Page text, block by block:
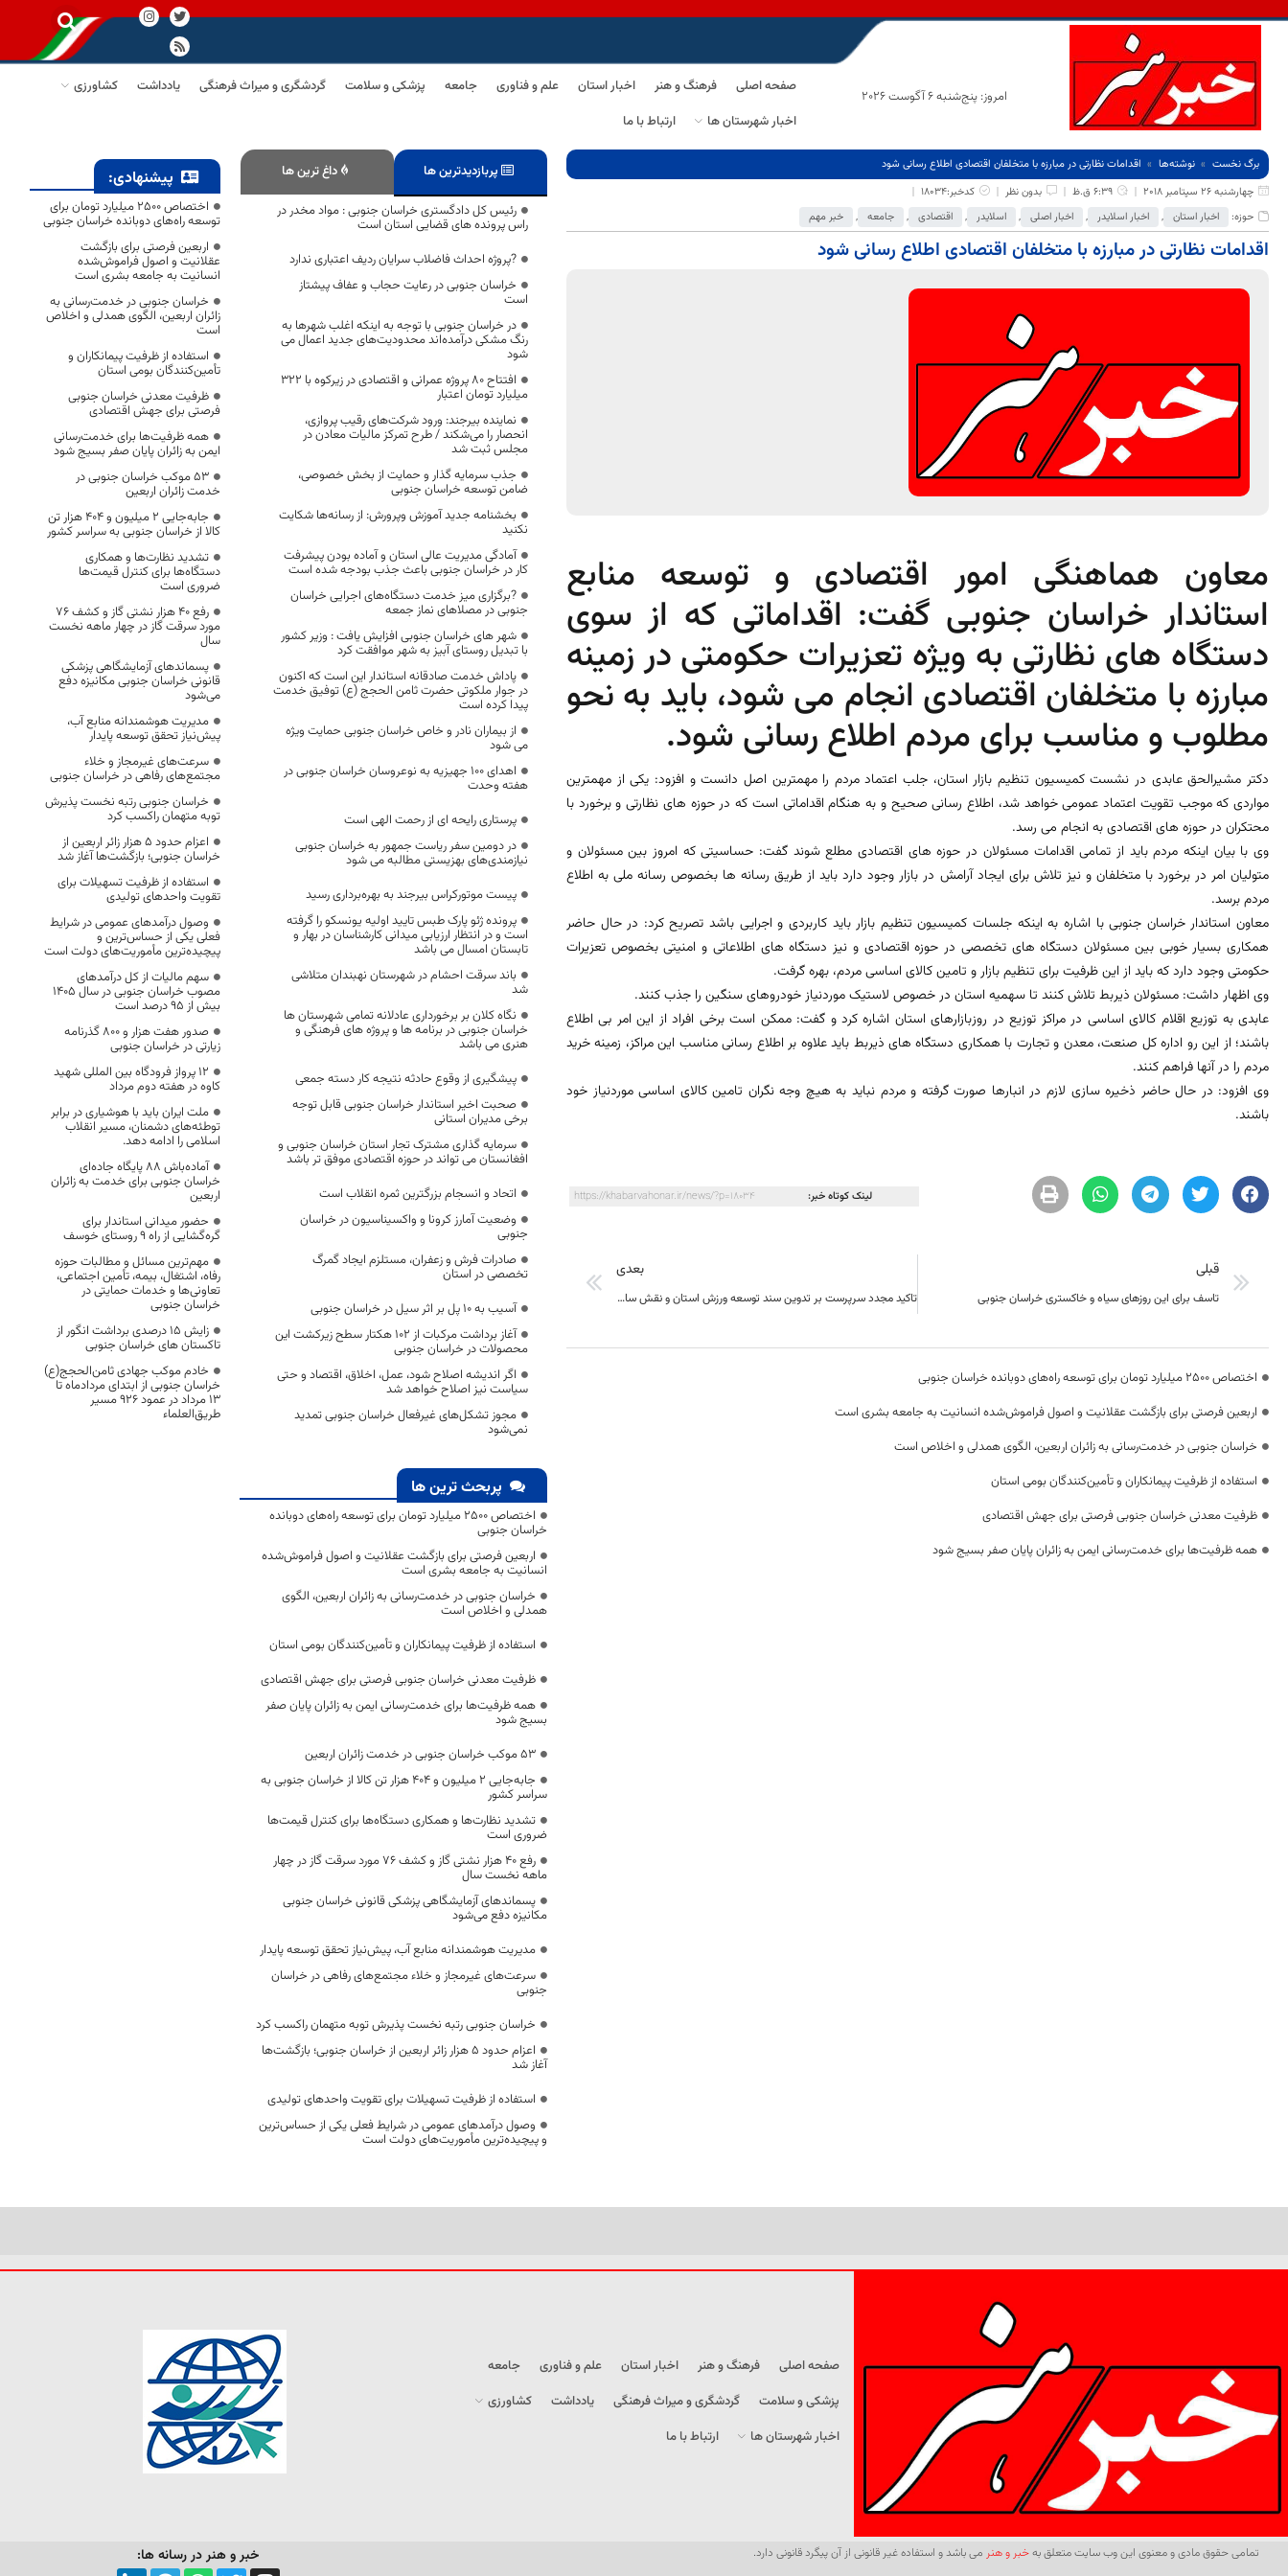
امروز: پنج‌شنبه 6 آگوست 2026
صفحه اصلی فرهنگ و هنر اخبار استان علم و فناوری جامعه پزشکی و سلامت گردشگری و میراث فرهنگی یادداشت
کشاورزی
اخبار شهرستان ها
ارتباط با ما
برگ نخست نوشته‌ها
اقدامات نظارتی در مبارزه با متخلفان اقتصادی اطلاع رسانی شود
چهارشنبه 26 سپتامبر 2018
6:39 ق.ظ بدون نظر
کدخبر:18034
حوزه:
اخبار استان , اخبار اسلایدر , اخبار اصلی , اسلایدر , اقتصادی , جامعه , خبر مهم
اقدامات نظارتی در مبارزه با متخلفان اقتصادی اطلاع رسانی شود
معاون هماهنگی امور اقتصادی و توسعه منابع
استاندار خراسان جنوبی گفت: اقداماتی که از سوی
دستگاه های نظارتی به ویژه تعزیرات حکومتی در زمینه
مبارزه با متخلفان اقتصادی انجام می شود، باید به نحو
مطلوب و مناسب برای مردم اطلاع رسانی شود.
دکتر مشیرالحق عابدی در نشست کمیسیون تنظیم بازار استان، جلب اعتماد مردم را مهمترین اصل دانست و افزود: یکی از مهمترین
مواردی که موجب تقویت اعتماد عمومی خواهد شد، اطلاع رسانی صحیح و به هنگام اقداماتی است که در حوزه های نظارتی و برخورد با
محتکران در حوزه های اقتصادی به انجام می رسد.
وی با بیان اینکه مردم باید از تمامی اقدامات مسئولان در حوزه های اقتصادی مطلع شوند گفت: حساسیتی که امروز بین مسئولان و
متولیان امر در برخورد با متخلفان و نیز تلاش برای ایجاد آرامش در بازار وجود دارد باید از طریق رسانه ها بخصوص رسانه ملی به اطلاع
مردم برسد.
معاون استاندار خراسان جنوبی با اشاره به اینکه جلسات کمیسیون تنظیم بازار باید کاربردی و اجرایی باشد تصریح کرد: در حال حاضر
همکاری بسیار خوبی بین مسئولان دستگاه های تخصصی در حوزه اقتصادی و نیز دستگاه های اطلاعاتی و امنیتی بخصوص تعزیرات
حکومتی وجود دارد که باید از این ظرفیت برای تنظیم بازار و تامین کالای اساسی مردم، بهره گرفت.
وی اظهار داشت: مسئولان ذیربط تلاش کنند تا سهمیه استان در خصوص لاستیک موردنیاز خودروهای سنگین را جذب کنند.
عابدی به توزیع اقلام کالای اساسی در مراکز توزیع در روزبازارهای استان اشاره کرد و گفت: ممکن است برخی افراد از این امر بی اطلاع
باشند؛ از این رو اداره کل صنعت، معدن و تجارت با همکاری دستگاه های ذیربط باید علاوه بر اطلاع رسانی مناسب این مراکز، زمینه خرید
مردم را در آنها فراهم کنند.
وی افزود: در حال حاضر ذخیره سازی لازم در انبارها صورت گرفته و مردم نباید به هیچ وجه نگران تامین کالای اساسی موردنیاز خود
باشند.
لینک کوتاه خبر: https://khabarvahonar.ir/news/?p=18034
قبلی
تاسف برای این روزهای سیاه و خاکستری خراسان جنوبی
بعدی
تاکید مجدد سرپرست بر تدوین سند توسعه ورزش استان و نقش سازنده رسانه ها
اختصاص 2500 میلیارد تومان برای توسعه راه‌های دوبانده خراسان جنوبی
اربعین فرصتی برای بازگشت عقلانیت و اصول فراموش‌شده انسانیت به جامعه بشری است
خراسان جنوبی در خدمت‌رسانی به زائران اربعین، الگوی همدلی و اخلاص است
استفاده از ظرفیت پیمانکاران و تأمین‌کنندگان بومی استان
ظرفیت معدنی خراسان جنوبی فرصتی برای جهش اقتصادی
همه ظرفیت‌ها برای خدمت‌رسانی ایمن به زائران پایان صفر بسیج شود
پربازدیدترین ها داغ ترین ها
رئیس کل دادگستری خراسان جنوبی : مواد مخدر در
راس پرونده های قضایی استان است
?پروژه احداث فاضلاب سرایان ردیف اعتباری ندارد
خراسان جنوبی در رعایت حجاب و عفاف پیشتاز
است
در خراسان جنوبی با توجه به اینکه اغلب شهرها به
رنگ مشکی درآمده‌اند محدودیت‌های جدید اعمال می
شود
افتتاح ۸۰ پروژه‌ عمرانی و اقتصادی در زیرکوه با ۳۲۲
میلیارد تومان اعتبار
نماینده بیرجند: ورود شرکت‌های رقیب پروازی،
انحصار را می‌شکند / طرح تمرکز مالیات معادن در
مجلس ثبت شد
جذب سرمایه گذار و حمایت از بخش خصوصی،
ضامن توسعه خراسان جنوبی
بخشنامه جدید آموزش وپرورش: از رسانه‌ها شکایت
نکنید
آمادگی مدیریت عالی استان و آماده بودن پیشرفت
کار در خراسان جنوبی باعث جذب بودجه شده است
?برگزاری میز خدمت دستگاه‌های اجرایی خراسان
جنوبی در مصلاهای نماز جمعه
شهر های خراسان جنوبی افزایش یافت : وزیر کشور
با تبدیل روستای آبیز به شهر موافقت کرد
پاداش خدمت صادقانه استاندار این است که اکنون
در جوار ملکوتی حضرت ثامن الحجج (ع) توفیق خدمت
پیدا کرده است
از بیماران نادر و خاص خراسان جنوبی حمایت ویژه
می شود
اهدای ۱۰۰ جهیزیه به نوعروسان خراسان جنوبی در
هفته وحدت
پرستاری رایحه ای از رحمت الهی است
در دومین سفر ریاست جمهور به خراسان جنوبی
نیازمندی‌های بهزیستی مطالبه می شود
پیست موتورکراس بیرجند به بهره‌برداری رسید
پرونده ژئو پارک طبس تایید اولیه یونسکو را گرفته
است و در انتظار ارزیابی میدانی کارشناسان در بهار و
تابستان امسال می باشد
باند سرقت احشام در شهرستان نهبندان متلاشی
شد
نگاه کلان بر برخورداری عادلانه تمامی شهرستان ها
خراسان جنوبی در برنامه ها و پروژه های فرهنگی و
هنری می باشد
پیشگیری از وقوع حادثه نتیجه کار دسته جمعی
صحبت اخیر استاندار خراسان جنوبی قابل توجه
برخی مدیران استانی
سرمایه گذاری مشترک تجار استان خراسان جنوبی و
افغانستان می تواند در حوزه اقتصادی موفق تر باشد
اتحاد و انسجام بزرگترین ثمره انقلاب است
وضعیت آمارز کرونا و واکسیناسیون در خراسان
جنوبی
صادرات فرش و زعفران، مستلزم ایجاد گمرگ
تخصصی در استان
آسیب به 10 پل بر اثر سیل در خراسان جنوبی
آغاز برداشت مرکبات از ۱۰۲ هکتار سطح زیرکشت این
محصولات در خراسان جنوبی
اگر اندیشه اصلاح شود، عمل، اخلاق، اقتصاد و حتی
سیاست نیز اصلاح خواهد شد
مجوز تشکل‌های غیرفعال خراسان جنوبی تمدید
نمی‌شود
پربحث ترین ها
اختصاص 2500 میلیارد تومان برای توسعه راه‌های دوبانده
خراسان جنوبی
اربعین فرصتی برای بازگشت عقلانیت و اصول فراموش‌شده
انسانیت به جامعه بشری است
خراسان جنوبی در خدمت‌رسانی به زائران اربعین، الگوی
همدلی و اخلاص است
استفاده از ظرفیت پیمانکاران و تأمین‌کنندگان بومی استان
ظرفیت معدنی خراسان جنوبی فرصتی برای جهش اقتصادی
همه ظرفیت‌ها برای خدمت‌رسانی ایمن به زائران پایان صفر
بسیج شود
53 موکب خراسان جنوبی در خدمت زائران اربعین
جابه‌جایی 2 میلیون و 404 هزار تن کالا از خراسان جنوبی به
سراسر کشور
تشدید نظارت‌ها و همکاری دستگاه‌ها برای کنترل قیمت‌ها
ضروری است
رفع 40 هزار نشتی گاز و کشف 76 مورد سرقت گاز در چهار
ماهه نخست سال
پسماندهای آزمایشگاهی پزشکی قانونی خراسان جنوبی
مکانیزه دفع می‌شود
مدیریت هوشمندانه منابع آب، پیش‌نیاز تحقق توسعه پایدار
سرعت‌های غیرمجاز و خلاء مجتمع‌های رفاهی در خراسان
جنوبی
خراسان جنوبی رتبه نخست پذیرش توبه متهمان راکسب کرد
اعزام حدود 5 هزار زائر اربعین از خراسان جنوبی؛ بازگشت‌ها
آغاز شد
استفاده از ظرفیت تسهیلات برای تقویت واحدهای تولیدی
وصول درآمدهای عمومی در شرایط فعلی یکی از حساس‌ترین
و پیچیده‌ترین مأموریت‌های دولت است
پیشنهادی:
اختصاص 2500 میلیارد تومان برای
توسعه راه‌های دوبانده خراسان جنوبی
اربعین فرصتی برای بازگشت
عقلانیت و اصول فراموش‌شده
انسانیت به جامعه بشری است
خراسان جنوبی در خدمت‌رسانی به
زائران اربعین، الگوی همدلی و اخلاص
است
استفاده از ظرفیت پیمانکاران و
تأمین‌کنندگان بومی استان
ظرفیت معدنی خراسان جنوبی
فرصتی برای جهش اقتصادی
همه ظرفیت‌ها برای خدمت‌رسانی
ایمن به زائران پایان صفر بسیج شود
53 موکب خراسان جنوبی در
خدمت زائران اربعین
جابه‌جایی 2 میلیون و 404 هزار تن
کالا از خراسان جنوبی به سراسر کشور
تشدید نظارت‌ها و همکاری
دستگاه‌ها برای کنترل قیمت‌ها
ضروری است
رفع 40 هزار نشتی گاز و کشف 76
مورد سرقت گاز در چهار ماهه نخست
سال
پسماندهای آزمایشگاهی پزشکی
قانونی خراسان جنوبی مکانیزه دفع
می‌شود
مدیریت هوشمندانه منابع آب،
پیش‌نیاز تحقق توسعه پایدار
سرعت‌های غیرمجاز و خلاء
مجتمع‌های رفاهی در خراسان جنوبی
خراسان جنوبی رتبه نخست پذیرش
توبه متهمان راکسب کرد
اعزام حدود 5 هزار زائر اربعین از
خراسان جنوبی؛ بازگشت‌ها آغاز شد
استفاده از ظرفیت تسهیلات برای
تقویت واحدهای تولیدی
وصول درآمدهای عمومی در شرایط
فعلی یکی از حساس‌ترین و
پیچیده‌ترین مأموریت‌های دولت است
سهم مالیات از کل درآمدهای
مصوب خراسان جنوبی در سال ۱۴۰۵
بیش از ۹۵ درصد است
صدور هفت هزار و ۸۰۰ گذرنامه
زیارتی در خراسان جنوبی
۱۲ پرواز فرودگاه بین المللی شهید
کاوه در هفته دوم مرداد
ملت ایران باید با هوشیاری در برابر
توطئه‌های دشمنان، مسیر انقلاب
اسلامی را ادامه دهد.
آماده‌باش ۸۸ پایگاه جاده‌ای
خراسان جنوبی برای خدمت به زائران
اربعین
حضور میدانی استاندار برای
گره‌گشایی از راه ۹ روستای خوسف
مهم‌ترین مسائل و مطالبات حوزه
رفاه، اشتغال، بیمه، تأمین اجتماعی،
تعاونی‌ها و خدمات حمایتی در
خراسان جنوبی
زایش ۱۵ درصدی برداشت انگور از
تاکستان های خراسان جنوبی
خادم موکب جهادی ثامن‌الحجج(ع)
خراسان جنوبی از ابتدای مردادماه تا
۱۳ مرداد در عمود ۹۲۶ مسیر
طریق‌العلماء
صفحه اصلی فرهنگ و هنر اخبار استان علم و فناوری
جامعه
پزشکی و سلامت
گردشگری و میراث فرهنگی یادداشت
کشاورزی
اخبار شهرستان ها
ارتباط با ما
تمامی حقوق مادی و معنوی این وب سایت متعلق بهخبر و هنر می باشد و استفاده غیر قانونی از آن پیگرد قانونی دارد. خبر و هنر در رسانه ها: